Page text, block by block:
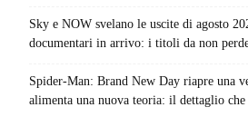
Sky e NOW svelano le uscite di agosto
documentari in arrivo: i titoli da non
Spider-Man: Brand New Day riapre una
alimenta una nuova teoria: il dettaglio